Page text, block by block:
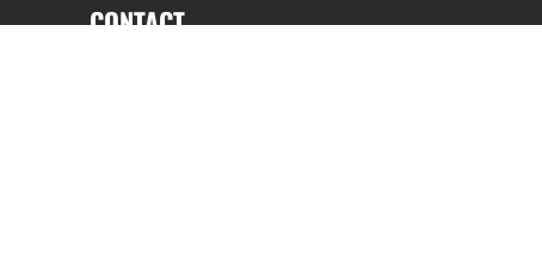
CONTACT